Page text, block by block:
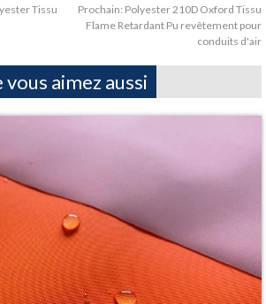
Tissu
Prochain: Polyester 210D Oxford Tissu
Flame Retardant Pu revêtement pour
conduits d'air
aimez aussi